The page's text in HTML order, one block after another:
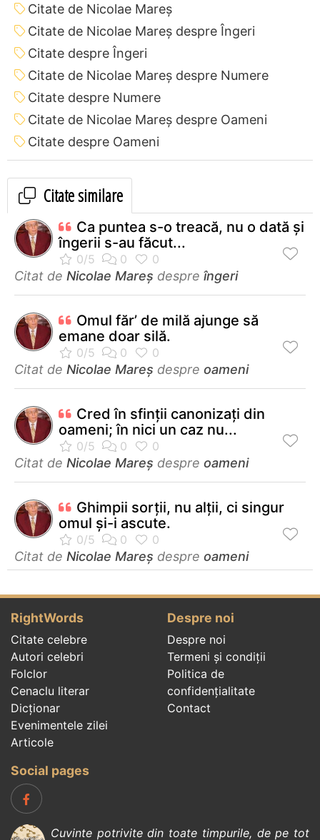
Citate de Nicolae Mareș
Citate de Nicolae Mareș despre Îngeri
Citate despre Îngeri
Citate de Nicolae Mareș despre Numere
Citate despre Numere
Citate de Nicolae Mareș despre Oameni
Citate despre Oameni
Citate similare
Ca puntea s-o treacă, nu o dată și
îngerii s-au făcut...
Citat de Nicolae Mareș despre îngeri
Omul făr’ de milă ajunge să
emane doar silă.
Citat de Nicolae Mareș despre oameni
Cred în sfinţii canonizaţi din
oameni; în nici un caz nu...
Citat de Nicolae Mareș despre oameni
Ghimpii sorții, nu alții, ci singur
omul și-i ascute.
Citat de Nicolae Mareș despre oameni
RightWords
Citate celebre
Autori celebri
Folclor
Cenaclu literar
Dicționar
Evenimentele zilei
Articole
Despre noi
Despre noi
Termeni și condiții
Politica de
confidenţialitate
Contact
Social pages
Cuvinte potrivite din toate timpurile, de pe tot